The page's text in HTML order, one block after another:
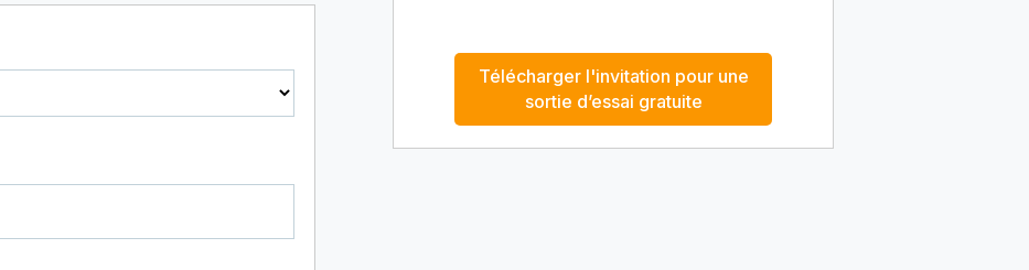
Télécharger l'invitation pour une
sortie d’essai gratuite